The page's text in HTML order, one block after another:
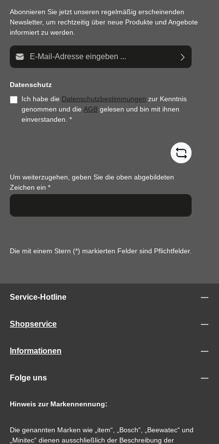
Abonnieren Sie jetzt unseren regelmäßig erscheinenden
Newsletter, um rechtzeitig über neue Produkte und Angebote
informiert zu werden.
E-Mail-Adresse*
Datenschutz
Ich habe die Datenschutzbestimmungen zur Kenntnis
genommen und die AGB gelesen und bin mit ihnen
einverstanden. *
Um weiterzugehen, geben Sie die oben abgebildeten
Zeichen ein *
Die mit einem Stern (*) markierten Felder sind Pflichtfelder.
Service-Hotline
Shopservice
Informationen
Folge uns
Hinweis zur Markennennung:
Die genannten Marken wie „item“, „Bosch“, „Beewatec“ und
„Minitec“ dienen ausschließlich der Beschreibung der